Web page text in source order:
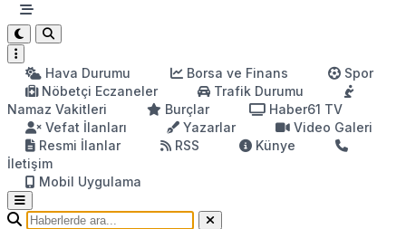
Hava Durumu Borsa ve Finans
Spor
Nöbetçi Eczaneler
Trafik Durumu
Namaz Vakitleri
Burçlar
Haber61 TV
Vefat İlanları
Yazarlar
Video Galeri
Resmi İlanlar
RSS
Künye
İletişim
Mobil Uygulama